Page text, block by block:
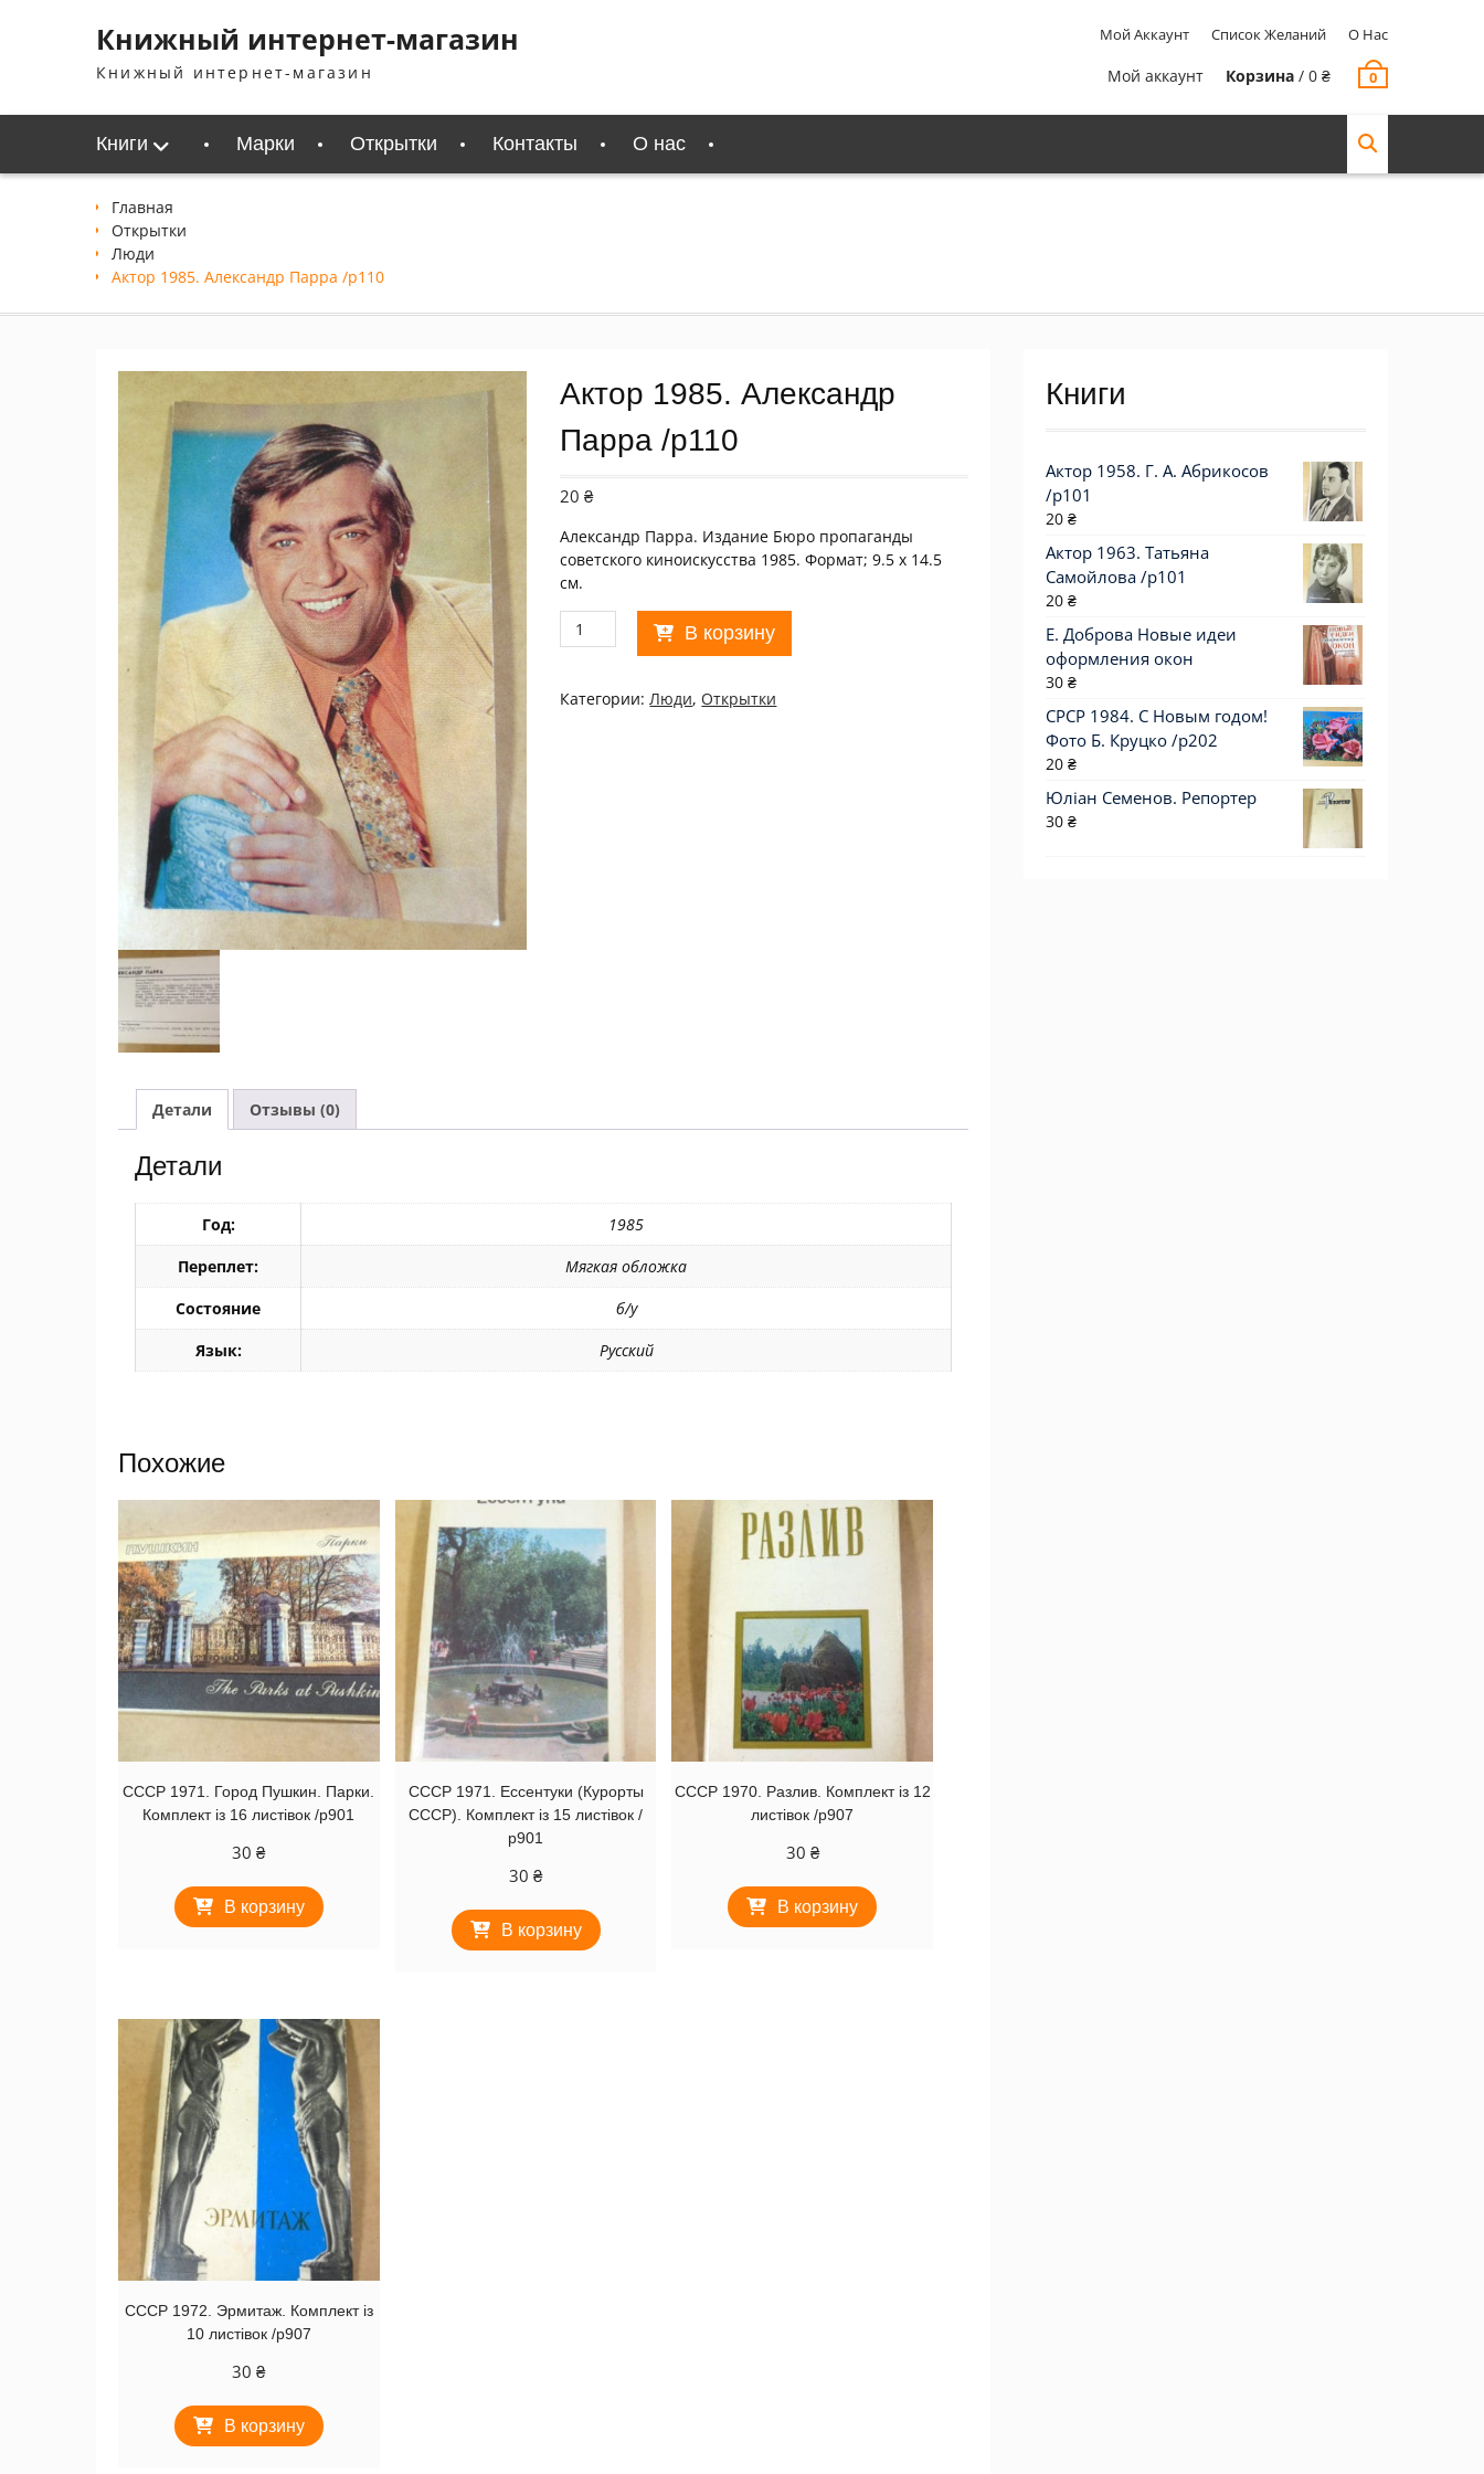
содержимомуКнижный интернет-магазин
Книжный интернет-магазин
Мой Аккаунт Список Желаний О Нас
Мой аккаунт Корзина / 0 ₴ 0
Книги Марки Открытки Контакты О нас
Главная
Открытки
Люди
Актор 1985. Александр Парра /p110
Актор 1985. Александр
Парра /p110
20₴
Александр Парра. Издание Бюро пропаганды
советского киноискусства 1985. Формат; 9.5 х 14.5
см.
Количество
товара
1985.
Александр
В корзину
Категории:Люди, Открытки
Детали Отзывы (0)
Детали
Год:
1985
Переплет:
Мягкая обложка
Состояние
б/у
Язык:
Русский
Похожие
СССР 1971. Город Пушкин. Парки.
Комплект із 16 листівок /р901
30₴
В корзину
СССР 1971. Ессентуки (Курорты
СССР). Комплект із 15 листівок /
р901
30 ₴
В корзину
СССР 1970. Разлив. Комплект із 12
листівок /р907
30 ₴
В корзину
СССР 1972. Эрмитаж. Комплект із
10 листівок /р907
30₴
В корзину
Книги
Актор 1958. Г. А. Абрикосов
/p101
20 ₴
Актор 1963. Татьяна
Самойлова /p101
20 ₴
Е. Доброва Новые идеи
оформления окон
30 ₴
СРСР 1984. С Новым годом!
Фото Б. Круцко /р202
20 ₴
Юліан Семенов. Репортер
30 ₴